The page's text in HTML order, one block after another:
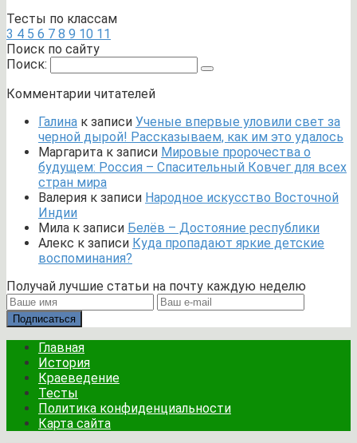
Тесты по классам
3 4 5 6 7 8 9 10 11
Поиск по сайту
Поиск:
Комментарии читателей
Галина к записи Ученые впервые уловили свет за
черной дырой! Рассказываем, как им это удалось
Маргарита к записи Мировые пророчества о
будущем: Россия – Спасительный Ковчег для всех
стран мира
Валерия к записи Народное искусство Восточной
Индии
Мила к записи Белёв – Достояние республики
Алекс к записи Куда пропадают яркие детские
воспоминания?
Получай лучшие статьи на почту каждую неделю
Подписаться
Главная
История
Краеведение
Тесты
Политика конфиденциальности
Карта сайта